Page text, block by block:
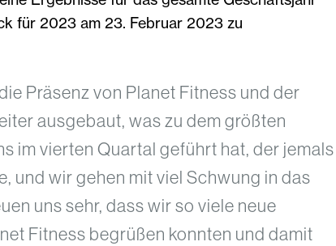
für 2023 am 23. Februar 2023 zu
Präsenz von Planet Fitness und der
ausgebaut, was zu dem größten
im vierten Quartal geführt hat, der jemals
und wir gehen mit viel Schwung in das
uns sehr, dass wir so viele neue
Fitness begrüßen konnten und damit